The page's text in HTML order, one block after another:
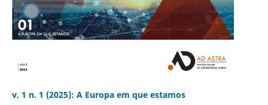
v. 1 n. 1 (2025): A Europa em que estamos